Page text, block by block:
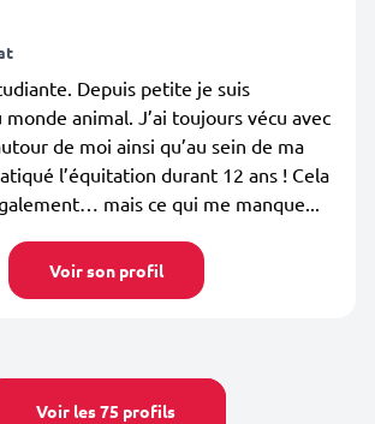
Depuis petite je suis
monde animal. J’ai toujours vécu avec
de moi ainsi qu’au sein de ma
l’équitation durant 12 ans ! Cela
mais ce qui me manque...
Voir son profil
Voir les 75 profils